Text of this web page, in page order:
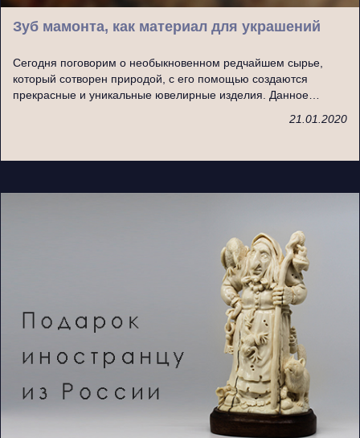
Зуб мамонта, как материал для украшений
Сегодня поговорим о необыкновенном редчайшем сырье,
который сотворен природой, с его помощью создаются
прекрасные и уникальные ювелирные изделия. Данное…
21.01.2020